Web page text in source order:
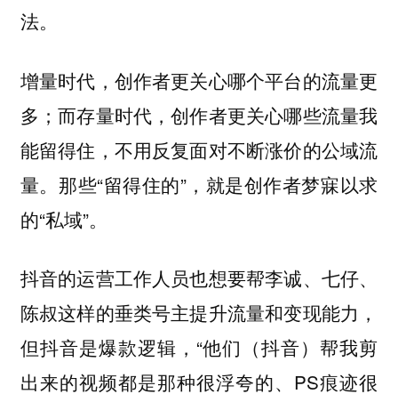
法。
增量时代，创作者更关心哪个平台的流量更
多；而存量时代，创作者更关心哪些流量我
能留得住，不用反复面对不断涨价的公域流
量。那些“留得住的”，就是创作者梦寐以求
的“私域”。
抖音的运营工作人员也想要帮李诚、七仔、
陈叔这样的垂类号主提升流量和变现能力，
但抖音是爆款逻辑，“他们（抖音）帮我剪
出来的视频都是那种很浮夸的、PS痕迹很